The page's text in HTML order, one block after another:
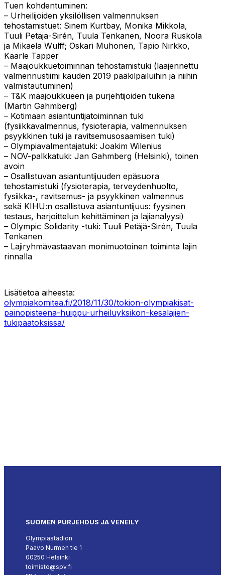
Tuen kohdentuminen:
– Urheilijoiden yksilöllisen valmennuksen
tehostamistuet: Sinem Kurtbay, Monika Mikkola,
Tuuli Petäjä-Sirén, Tuula Tenkanen, Noora Ruskola
ja Mikaela Wulff; Oskari Muhonen, Tapio Nirkko,
Kaarle Tapper
– Maajoukkuetoiminnan tehostamistuki (laajennettu
valmennustiimi kauden 2019 pääkilpailuihin ja niihin
valmistautuminen)
– T&K maajoukkueen ja purjehtijoiden tukena
(Martin Gahmberg)
– Kotimaan asiantuntijatoiminnan tuki
(fysiikkavalmennus, fysioterapia, valmennuksen
psyykkinen tuki ja ravitsemusosaamisen tuki)
– Olympiavalmentajatuki: Joakim Wilenius
– NOV-palkkatuki: Jan Gahmberg (Helsinki), toinen
avoin
– Osallistuvan asiantuntijuuden epäsuora
tehostamistuki (fysioterapia, terveydenhuolto,
fysiikka-, ravitsemus- ja psyykkinen valmennus
sekä KIHU:n osallistuva asiantuntijuus: fyysinen
testaus, harjoittelun kehittäminen ja lajianalyysi)
– Olympic Solidarity -tuki: Tuuli Petäjä-Sirén, Tuula
Tenkanen
– Lajiryhmävastaavan monimuotoinen toiminta lajin
rinnalla
Lisätietoa aiheesta:
olympiakomitea.fi/2018/11/30/tokion-olympiakisat-
painopisteena-huippu-urheiluyksikon-kesalajien-
tukipaatoksissa/
SUOMEN PURJEHDUS JA VENEILY
Olympiastadion
Paavo Nurmen tie 1
00250 Helsinki
toimisto@spv.fi